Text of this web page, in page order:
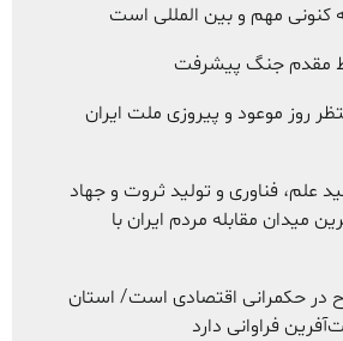
کنونی مهم و بین المللی است
مقدم جنگ پیشرفت
روز موعود و پیروزی ملت ایران
علم، فناوری و تولید ثروت و جهاد
میدان مقابله مردم ایران با
در حکمرانی اقتصادی است/ استان
فراوانی دارد